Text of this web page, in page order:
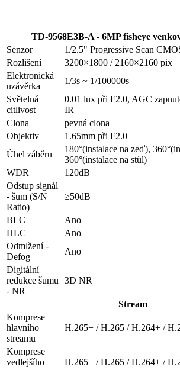
TD-9568E3B-A - 6MP fisheye
Senzor
1/2.5" Progressive Scan
Rozlišení
3200×1800 / 2160×2160 pix
Elektronická
uzávěrka
1/3s ~ 1/100000s
Světelná
citlivost
0.01 lux při F2.0, AGC
IR
Clona
pevná clona
Objektiv
1.65mm při F2.0
Úhel záběru
180°(instalace na zeď),
360°(instalace na stůl)
WDR
120dB
Odstup signál
- šum (S/N
Ratio)
≥50dB
BLC
Ano
HLC
Ano
Odmlžení -
Defog
Ano
Digitální
redukce šumu
- NR
3D NR
Stream
Komprese
hlavního
streamu
H.265+ / H.265 / H.264+ /
Komprese
vedlejšího
H.265+ / H.265 / H.264+ /